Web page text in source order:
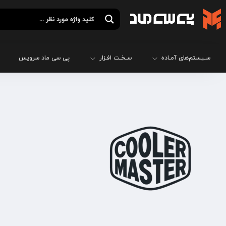
سـیستم‌های آمـاده سـخـت افـزار پی سی ماد سرویس